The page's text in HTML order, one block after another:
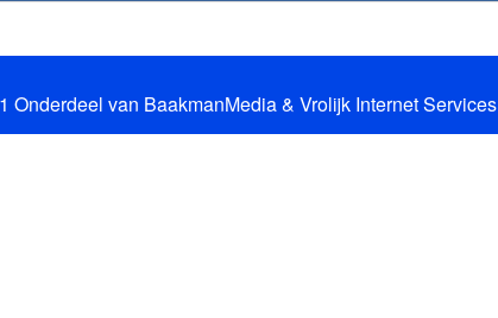
Onderdeel van BaakmanMedia& Vrolijk Internet Services